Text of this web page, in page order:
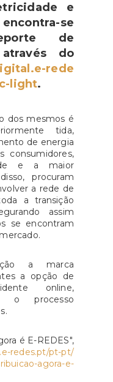
e
se
de
do
rede
light.
dos mesmos é
tida,
de energia
consumidores,
e a maior
procuram
a rede de
a transição
assim
se encontram
a marca
a opção de
online,
o processo
é E-REDES",
redes.pt/pt-pt/
agora-e-